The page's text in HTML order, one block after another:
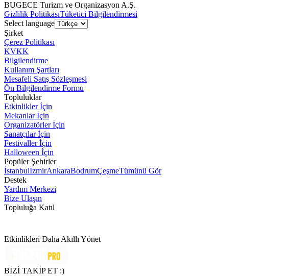
BUGECE Turizm ve Organizasyon A.Ş.
Gizlilik PolitikasıTüketici Bilgilendirmesi
Select language
Şirket
Çerez Politikası
KVKK
Bilgilendirme
Kullanım Şartları
Mesafeli Satış Sözleşmesi
Ön Bilgilendirme Formu
Topluluklar
Etkinlikler İçin
Mekanlar İçin
Organizatörler İçin
Sanatçılar İçin
Festivaller İçin
Halloween İçin
Popüler Şehirler
İstanbulİzmirAnkaraBodrumÇeşmeTümünü Gör
Destek
Yardım Merkezi
Bize Ulaşın
Topluluğa Katıl
Etkinlikleri Daha Akıllı Yönet
BİZİ TAKİP ET :)